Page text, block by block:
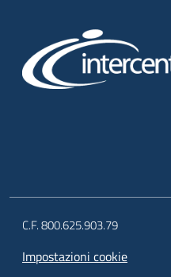
C.F. 800.625.903.79
Impostazioni cookie